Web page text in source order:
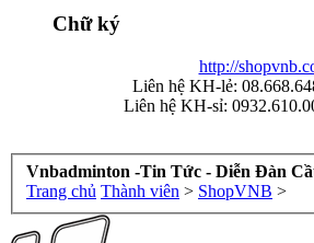
Chữ ký
http://
Liên hệ KH-lẻ:
Liên hệ KH-sỉ:
Vnbadminton -Tin Tức - Diễn Đàn
Trang chủ Thành viên > ShopVNB >